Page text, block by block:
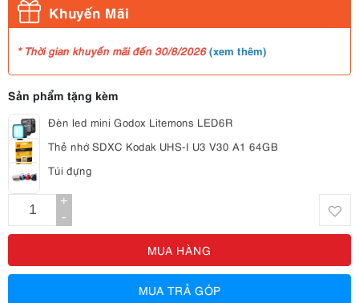
Khuyến Mãi
* Thời gian khuyến mãi đến 30/8/2026(xem thêm)
Sản phẩm tặng kèm
Đèn led mini Godox Litemons LED6R
Thẻ nhớ SDXC Kodak UHS-I U3 V30 A1 64GB
Túi đựng
+
-
MUA HÀNG
MUA TRẢ GÓP